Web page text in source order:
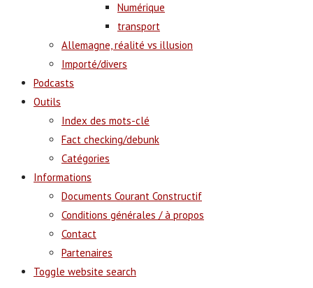
Numérique
transport
Allemagne, réalité vs illusion
Importé/divers
Podcasts
Outils
Index des mots-clé
Fact checking/debunk
Catégories
Informations
Documents Courant Constructif
Conditions générales / à propos
Contact
Partenaires
Toggle website search